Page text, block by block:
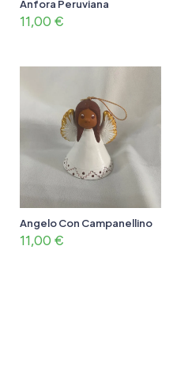
Anfora Peruviana
11,00 €
Angelo Con Campanellino
11,00 €